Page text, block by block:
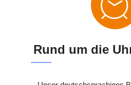
Rund um die